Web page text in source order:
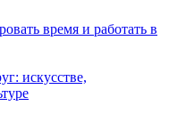
время и работать в
искусстве,